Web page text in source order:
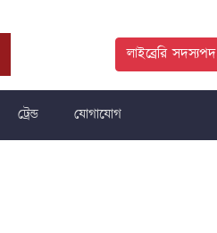
লাইব্রেরি সদস্যপদ
ট্রেন্ড যোগাযোগ